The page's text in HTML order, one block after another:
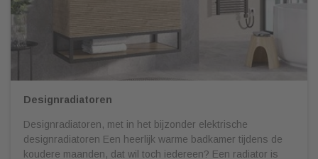
Designradiatoren
Designradiatoren, met in het bijzonder elektrische
designradiatoren Een heerlijk warme badkamer tijdens de
koudere maanden, dat wil toch iedereen? Een radiator is